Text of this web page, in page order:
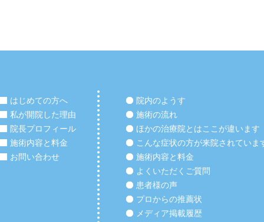
はじめての方へ
私が開院した理由
院長プロフィール
施術内容と料金
お問い合わせ
院内のようす
施術の流れ
ほかの治療院とはここが違います
こんな症状の方が来院されていま
施術内容と料金
よくいただくご質問
患者様の声
プロからの推薦状
メディア掲載履歴